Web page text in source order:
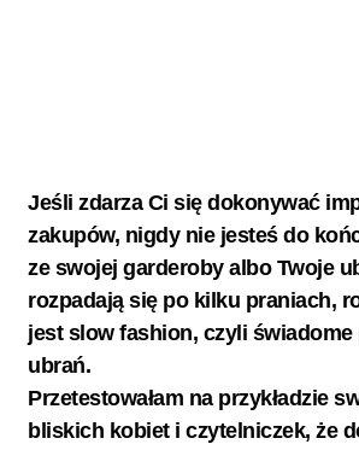
Jeśli zdarza Ci się dokonywać
zakupów, nigdy nie jesteś do
ze swojej garderoby albo Twoje
rozpadają się po kilku praniach,
jest slow fashion, czyli
ubrań.
Przetestowałam na przykładzie
bliskich kobiet i czytelniczek, że